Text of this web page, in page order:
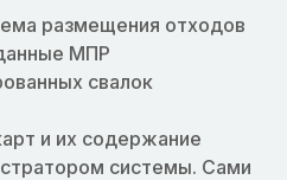
размещения отходов
МПР
свалок
и их содержание
системы. Сами